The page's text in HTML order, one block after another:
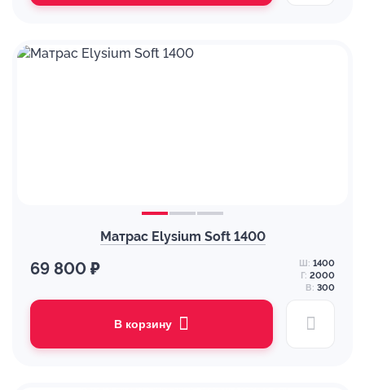
Матрас Elysium Soft 1400
69 800 ₽ Ш: 1400
Г: 2000
В: 300
В корзину